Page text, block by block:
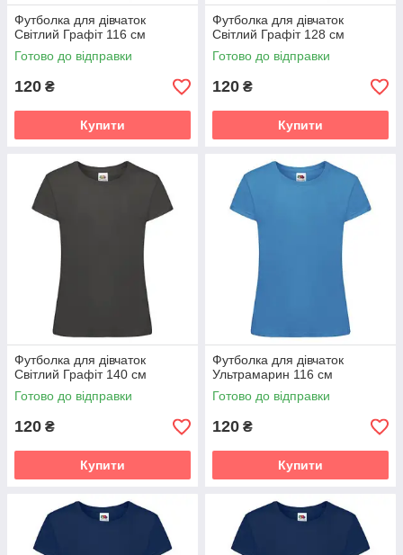
Футболка для дівчаток
Світлий Графіт 116 см
Готово до відправки
120 ₴
Купити
Футболка для дівчаток
Світлий Графіт 128 см
Готово до відправки
120 ₴
Купити
Футболка для дівчаток
Світлий Графіт 140 см
Готово до відправки
120 ₴
Купити
Футболка для дівчаток
Ультрамарин 116 см
Готово до відправки
120 ₴
Купити